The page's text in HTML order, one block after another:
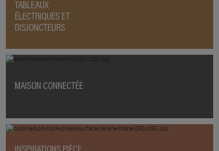
TABLEAUX
ÉLECTRIQUES ET
DISJONCTEURS
MAISON CONNECTÉE